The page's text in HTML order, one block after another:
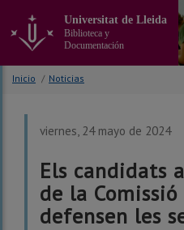
contenido
principal
Universitat de Lleida
Biblioteca y
Documentación
Inicio / Noticias
viernes, 24 mayo de 2024
Els candidats
de la Comissió
defensen les